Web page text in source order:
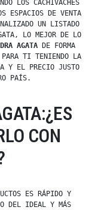
LOS CACHIVACHES
ESPACIOS DE VENTA
UN LISTADO
LO MEJOR DE LO
AGATADE FORMA
PARA TI TENIENDO LA
Y EL PRECIO JUSTO
PAÍS.
CON
ES RÁPIDO Y
DEL IDEAL Y MÁS